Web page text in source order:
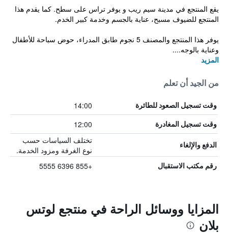
يقع المنتجع في مدينة سيم ريب و يوفر تراس على سطح. كما يقدم هذا
المنتجع للضيوف مسبح، عناية بالجسم وخدمة كبير الخدم.
يوفر هذا المنتجع والمصنف 5 نجوم طابق المدراء، حوض سباحة للأطفال
وعناية بالوجه....
المزيد
من الجيد أن تعلم
وقت تسجيل الصعود للطائرة 14:00
وقت تسجيل المغادرة 12:00
الدفع والإلغاء
تختلف السياسات حسب
نوع الغرفة ومزود الخدمة.
رقم مكتب الاستقبال +855 6396 5555
المزايا ووسائل الراحة في منتجع لوتس
بلان